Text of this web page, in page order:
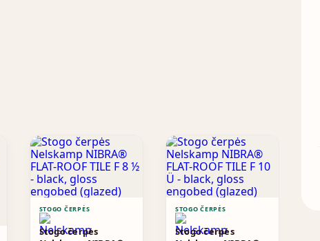
STOGO ČERPĖS
Stogo čerpės
STOGO ČERPĖS
Stogo čerpės